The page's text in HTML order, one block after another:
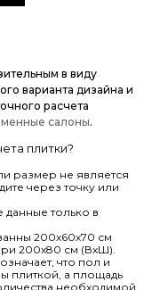
в виду
варианта дизайна и
расчета
салоны.
плитки?
размер не является
через точку или
данные только в
200х60х70 см
200х80 см (ВхШ).
что пол и
плиткой, а площадь
необходимой